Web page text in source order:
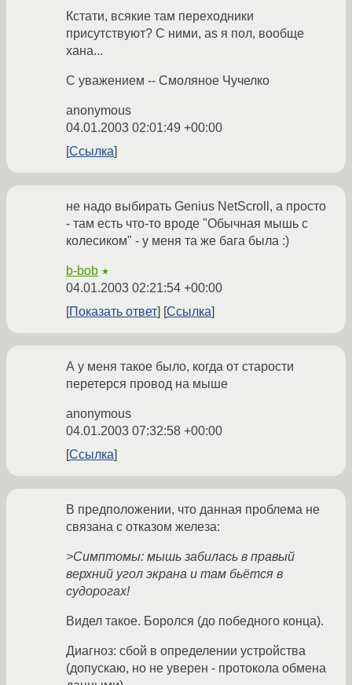
Кстати, всякие там переходники
присутствуют? С ними, as я пол, вообще
хана...
С уважением -- Смоляное Чучелко
anonymous
04.01.2003 02:01:49 +00:00
Ссылка
не надо выбирать Genius NetScroll, а просто
- там есть что-то вроде "Обычная мышь с
колесиком" - у меня та же бага была :)
b-bob ★
04.01.2003 02:21:54 +00:00
Показать ответ
Ссылка
А у меня такое было, когда от старости
перетерся провод на мыше
anonymous
04.01.2003 07:32:58 +00:00
Ссылка
В предположении, что данная проблема не
связана с отказом железа:
>Симптомы: мышь забилась в правый
верхний угол экрана и там бьётся в
судорогах!
Видел такое. Боролся (до победного конца).
Диагноз: сбой в определении устройства
(допускаю, но не уверен - протокола обмена